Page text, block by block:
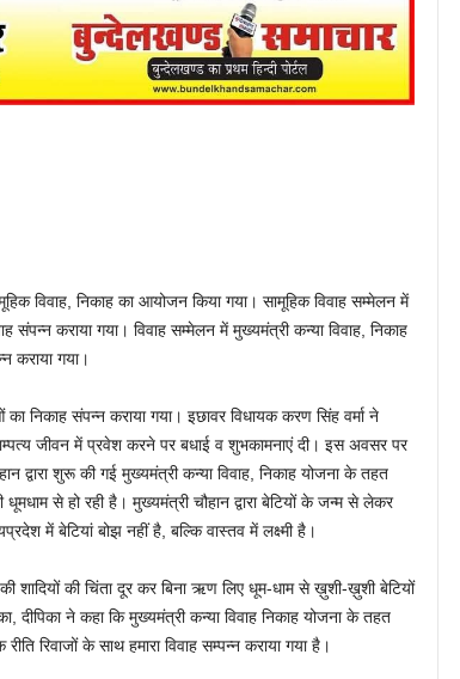
विवाह, निकाह का आयोजन किया गया। सामूहिक विवाह सम्मेलन में
संपन्न कराया गया। विवाह सम्मेलन में मुख्यमंत्री कन्या विवाह, निकाह
कराया गया।
निकाह संपन्न कराया गया। इछावर विधायक करण सिंह वर्मा ने
जीवन में प्रवेश करने पर बधाई व शुभकामनाएं दी। इस अवसर पर
द्वारा शुरू की गई मुख्यमंत्री कन्या विवाह, निकाह योजना के तहत
से हो रही है। मुख्यमंत्री चौहान द्वारा बेटियों के जन्म से लेकर
में बेटियां बोझ नहीं है, बल्कि वास्तव में लक्ष्मी है।
की शादियों की चिंता दूर कर बिना ऋण लिए धूम-धाम से ख़ुशी-ख़ुशी बेटियों
दीपिका ने कहा कि मुख्यमंत्री कन्या विवाह निकाह योजना के तहत
रिवाजों के साथ हमारा विवाह सम्पन्न कराया गया है।